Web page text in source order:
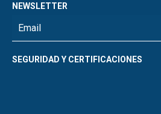
NEWSLETTER
SEGURIDAD Y CERTIFICACIONES